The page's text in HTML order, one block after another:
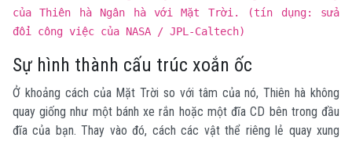
của Thiên hà Ngân hà với Mặt Trời. (tín dụng: sửa
đổi công việc của NASA / JPL-Caltech)
Sự hình thành cấu trúc xoắn ốc
Ở khoảng cách của Mặt Trời so với tâm của nó, Thiên hà không
quay giống như một bánh xe rắn hoặc một đĩa CD bên trong đầu
đĩa của bạn. Thay vào đó, cách các vật thể riêng lẻ quay xung